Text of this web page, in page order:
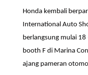
Honda kembali
International Auto
berlangsung mulai
booth F di Marina
ajang pameran